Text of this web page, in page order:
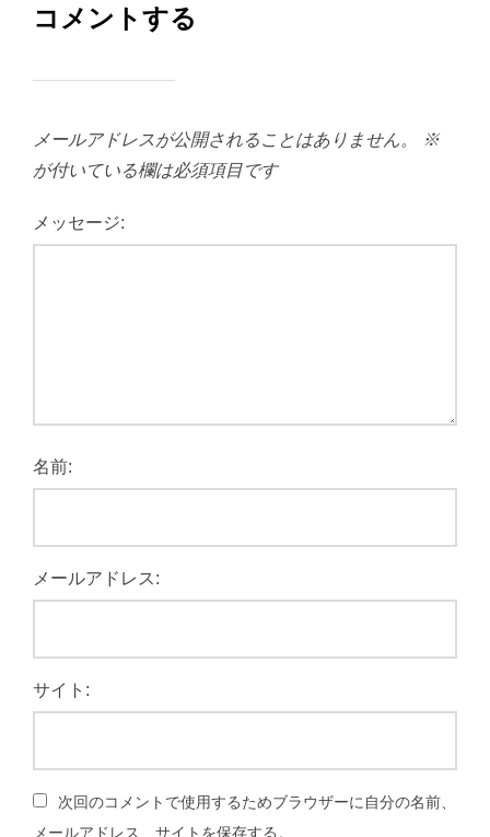
コメントする
メールアドレスが公開されることはありません。
※
が付いている欄は必須項目です
メッセージ:
名前:
メールアドレス:
サイト:
次回のコメントで使用するためブラウザーに自分の名前、
メールアドレス、サイトを保存する。